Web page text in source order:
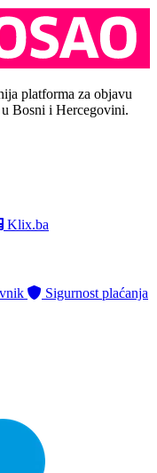
platforma za objavu
u Bosni i Hercegovini.
Klix.ba
Sigurnost plaćanja